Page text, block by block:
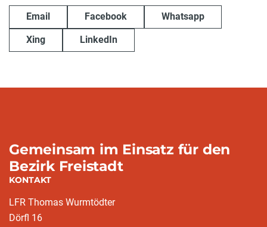
Email Facebook Whatsapp
Xing LinkedIn
Gemeinsam im Einsatz für den
Bezirk Freistadt
KONTAKT
LFR Thomas Wurmtödter
Dörfl 16